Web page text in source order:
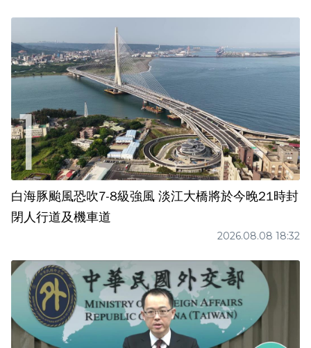
白海豚颱風恐吹7-8級強風 淡江大橋將於今晚21時封
閉人行道及機車道
2026.08.08 18:32